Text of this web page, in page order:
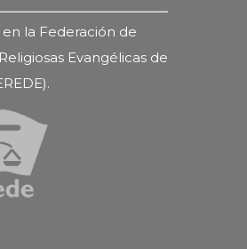
en la Federación de
Evangélicas de